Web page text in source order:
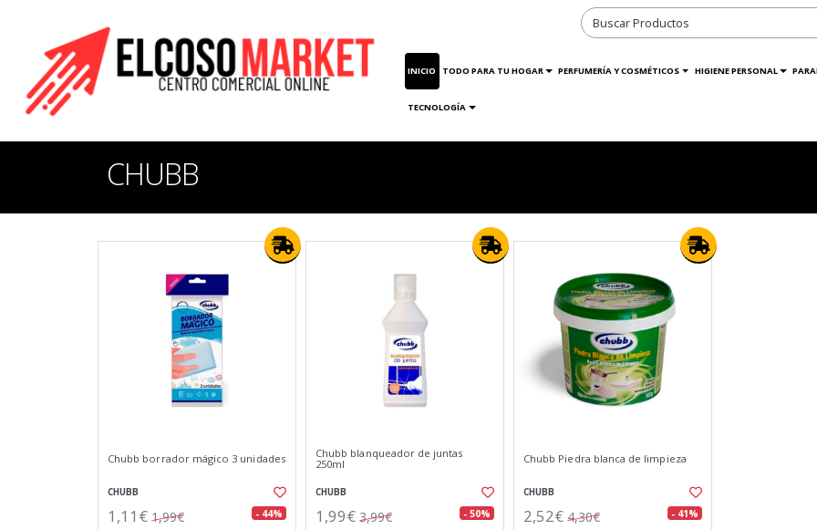
INICIO TODO PARA TU HOGAR PERFUMERÍA Y COSMÉTICOS HIGIENE PERSONAL
TECNOLOGÍA
CHUBB
Chubb borrador mágico 3 unidades
CHUBB
1,11€ 1,99€ - 44%
Chubb blanqueador de juntas
250ml
CHUBB
1,99€ 3,99€ - 50%
Chubb Piedra blanca de limpieza
CHUBB
2,52€ 4,30€ - 41%